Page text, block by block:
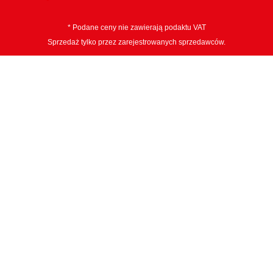
* Podane ceny nie zawierają podaktu VAT
Sprzedaż tylko przez zarejestrowanych sprzedawców.